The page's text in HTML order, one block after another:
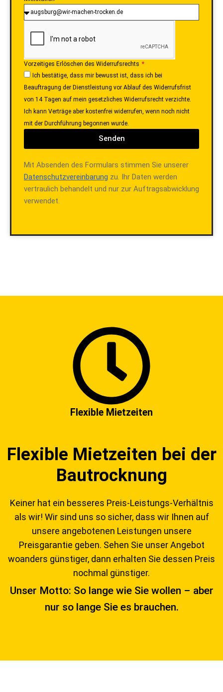
Vorzeitiges Erlöschen des Widerrufsrechts
Ich bestätige, dass mir bewusst ist, dass ich bei
Beauftragung der Dienstleistung vor Ablauf des Widerrufsfrist
von 14 Tagen auf mein gesetzliches Widerrufsrecht verzichte.
Ich kann Verträge aber kostenfrei widerrufen, wenn noch nicht
mit der Durchführung begonnen wurde.
Senden
Mit Absenden des Formulars stimmen Sie unserer
Datenschutzvereinbarung zu. Ihr Daten werden
vertraulich behandelt und nur zur Auftragsabwicklung
verwendet.
Flexible Mietzeiten
Flexible Mietzeiten bei der
Bautrocknung
Keiner hat ein besseres Preis-Leistungs-Verhältnis
als wir! Wir sind uns so sicher, dass wir Ihnen auf
unsere angebotenen Leistungen unsere
Preisgarantie geben. Sehen Sie unser Angebot
woanders günstiger, dann erhalten Sie dessen Preis
nochmal günstiger.
Unser Motto: So lange wie Sie wollen – aber
nur so lange Sie es brauchen.